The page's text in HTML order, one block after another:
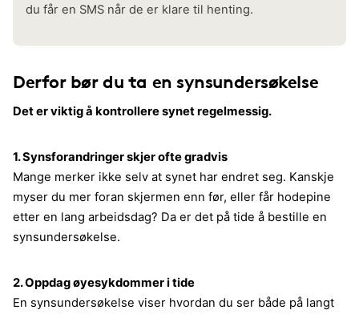
du får en SMS når de er klare til henting.
Derfor bør du ta en synsundersøkelse
Det er viktig å kontrollere synet regelmessig.
1. Synsforandringer skjer ofte gradvis
Mange merker ikke selv at synet har endret seg. Kanskje
myser du mer foran skjermen enn før, eller får hodepine
etter en lang arbeidsdag? Da er det på tide å bestille en
synsundersøkelse.
2. Oppdag øyesykdommer i tide
En synsundersøkelse viser hvordan du ser både på langt